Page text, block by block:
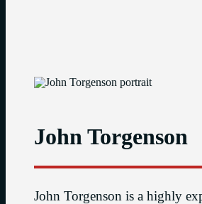
John Torgenson
John Torgenson is a highly